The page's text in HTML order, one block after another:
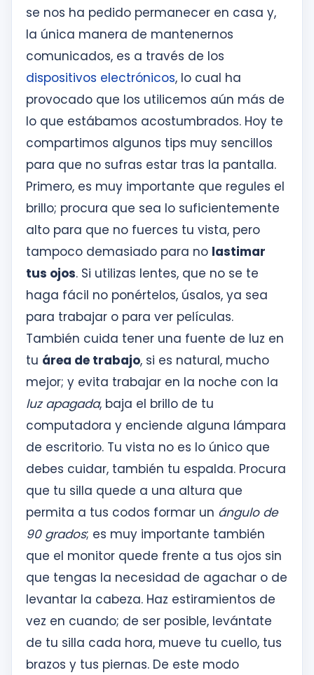
se nos ha pedido permanecer en casa y,
la única manera de mantenernos
comunicados, es a través de los
dispositivos electrónicos, lo cual ha
provocado que los utilicemos aún más de
lo que estábamos acostumbrados. Hoy te
compartimos algunos tips muy sencillos
para que no sufras estar tras la pantalla.
Primero, es muy importante que regules el
brillo; procura que sea lo suficientemente
alto para que no fuerces tu vista, pero
tampoco demasiado para no lastimar
tus ojos. Si utilizas lentes, que no se te
haga fácil no ponértelos, úsalos, ya sea
para trabajar o para ver películas.
También cuida tener una fuente de luz en
tu área de trabajo, si es natural, mucho
mejor; y evita trabajar en la noche con la
luz apagada, baja el brillo de tu
computadora y enciende alguna lámpara
de escritorio. Tu vista no es lo único que
debes cuidar, también tu espalda. Procura
que tu silla quede a una altura que
permita a tus codos formar un ángulo de
90 grados; es muy importante también
que el monitor quede frente a tus ojos sin
que tengas la necesidad de agachar o de
levantar la cabeza. Haz estiramientos de
vez en cuando; de ser posible, levántate
de tu silla cada hora, mueve tu cuello, tus
brazos y tus piernas. De este modo